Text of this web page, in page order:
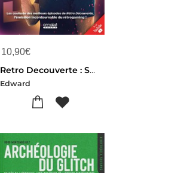
10,90€
Retro Decouverte : Saisons 1 & 2 ; Les Origines
Edward